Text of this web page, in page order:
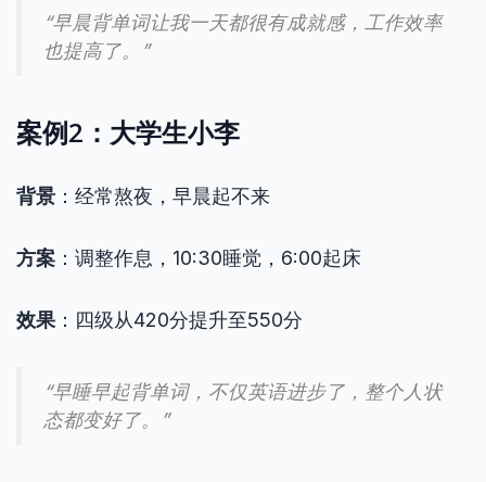
“早晨背单词让我一天都很有成就感，工作效率
也提高了。”
案例2：大学生小李
背景 ：经常熬夜，早晨起不来
方案 ：调整作息，10:30睡觉，6:00起床
效果 ：四级从420分提升至550分
“早睡早起背单词，不仅英语进步了，整个人状
态都变好了。”